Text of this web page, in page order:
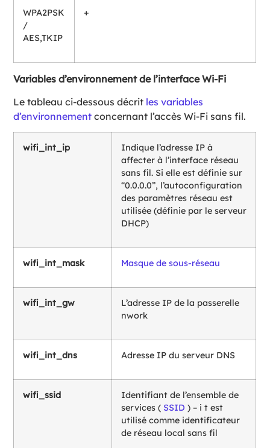
WPA2PSK
/
AES,TKIP
+
Variables d’environnement de l’interface Wi-Fi
Le tableau ci-dessous décrit les variables
d’environnement concernant l’accès Wi-Fi sans fil.
wifi_int_ip
Indique l’adresse IP à
affecter à l’interface réseau
sans fil. Si elle est définie sur
“0.0.0.0”, l’autoconfiguration
des paramètres réseau est
utilisée (définie par le serveur
DHCP)
wifi_int_mask Masque de sous-réseau
wifi_int_gw
L’adresse IP de la passerelle
nwork
wifi_int_dns Adresse IP du serveur DNS
wifi_ssid
Identifiant de l’ensemble de
services ( SSID ) – i t est
utilisé comme identificateur
de réseau local sans fil